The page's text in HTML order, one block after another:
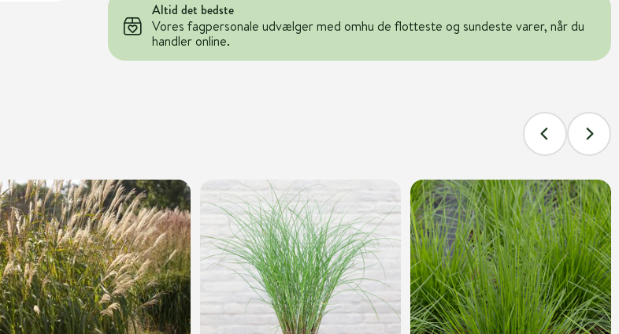
Altid det bedste
Vores fagpersonale udvælger med omhu de flotteste og sundeste varer, når du
handler online.